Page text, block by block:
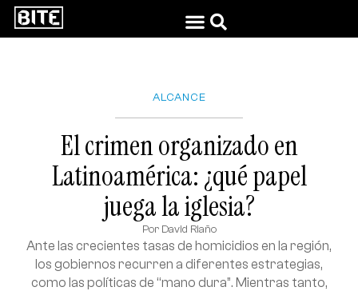
ALCANCE
El crimen organizado en
Latinoamérica: ¿qué papel
juega la iglesia?
Por David Riaño
Ante las crecientes tasas de homicidios en la región,
los gobiernos recurren a diferentes estrategias,
como las políticas de “mano dura”. Mientras tanto,